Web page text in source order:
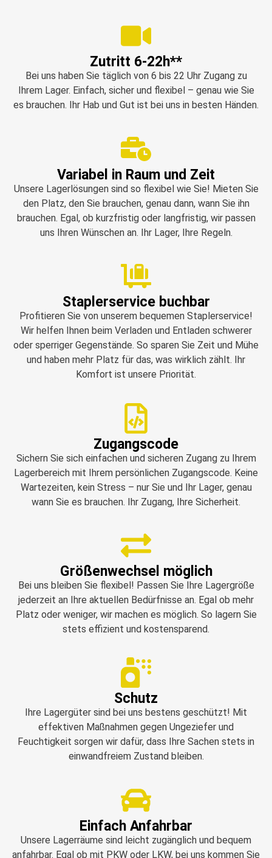
Zutritt 6-22h**
Bei uns haben Sie täglich von 6 bis 22 Uhr Zugang zu
Ihrem Lager. Einfach, sicher und flexibel – genau wie Sie
es brauchen. Ihr Hab und Gut ist bei uns in besten Händen.
Variabel in Raum und Zeit
Unsere Lagerlösungen sind so flexibel wie Sie! Mieten Sie
den Platz, den Sie brauchen, genau dann, wann Sie ihn
brauchen. Egal, ob kurzfristig oder langfristig, wir passen
uns Ihren Wünschen an. Ihr Lager, Ihre Regeln.
Staplerservice buchbar
Profitieren Sie von unserem bequemen Staplerservice!
Wir helfen Ihnen beim Verladen und Entladen schwerer
oder sperriger Gegenstände. So sparen Sie Zeit und Mühe
und haben mehr Platz für das, was wirklich zählt. Ihr
Komfort ist unsere Priorität.
Zugangscode
Sichern Sie sich einfachen und sicheren Zugang zu Ihrem
Lagerbereich mit Ihrem persönlichen Zugangscode. Keine
Wartezeiten, kein Stress – nur Sie und Ihr Lager, genau
wann Sie es brauchen. Ihr Zugang, Ihre Sicherheit.
Größenwechsel möglich
Bei uns bleiben Sie flexibel! Passen Sie Ihre Lagergröße
jederzeit an Ihre aktuellen Bedürfnisse an. Egal ob mehr
Platz oder weniger, wir machen es möglich. So lagern Sie
stets effizient und kostensparend.
Schutz
Ihre Lagergüter sind bei uns bestens geschützt! Mit
effektiven Maßnahmen gegen Ungeziefer und
Feuchtigkeit sorgen wir dafür, dass Ihre Sachen stets in
einwandfreiem Zustand bleiben.
Einfach Anfahrbar
Unsere Lagerräume sind leicht zugänglich und bequem
anfahrbar. Egal ob mit PKW oder LKW, bei uns kommen Sie